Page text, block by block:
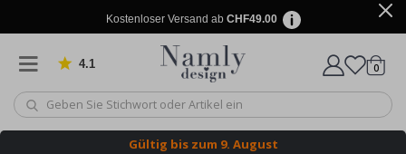
Kostenloser Versand ab CHF49.00
4.1 von 1030 Bewertungen
Wagen
0
Gültig bis zum 9. August